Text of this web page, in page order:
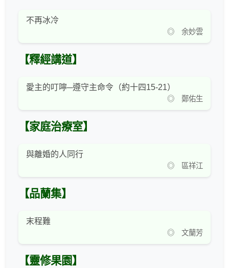
不再冰冷
◎ 余妙雲
【釋經講道】
愛主的叮嚀─遵守主命令（約十四15-21）
◎ 鄭佑生
【家庭治療室】
與離婚的人同行
◎ 區祥江
【品蘭集】
末程難
◎ 文蘭芳
【靈修果園】